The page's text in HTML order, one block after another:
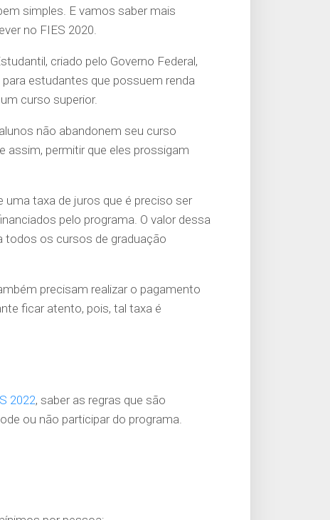
simples. E vamos saber mais
no FIES 2020.
criado pelo Governo Federal,
estudantes que possuem renda
curso superior.
não abandonem seu curso
assim, permitir que eles prossigam
uma taxa de juros que é preciso ser
pelo programa. O valor dessa
todos os cursos de graduação
precisam realizar o pagamento
ficar atento, pois, tal taxa é
2022, saber as regras que são
ou não participar do programa.